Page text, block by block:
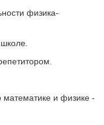
физика-
и физике -